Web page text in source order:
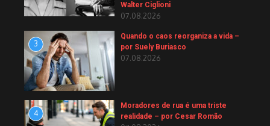
Walter Ciglioni
07.08.2026
3
Quando o caos reorganiza a vida –
por Suely Buriasco
07.08.2026
4
Moradores de rua é uma triste
realidade – por Cesar Romão